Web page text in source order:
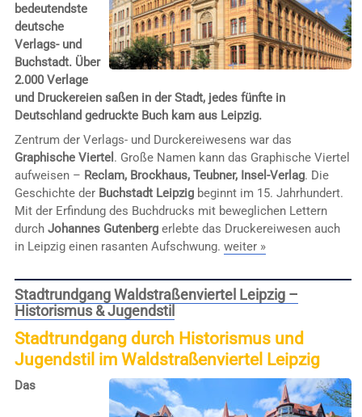
bedeutendste
deutsche
Verlags- und
Buchstadt. Über
2.000 Verlage
und Druckereien saßen in der Stadt, jedes fünfte in
Deutschland gedruckte Buch kam aus Leipzig.
Zentrum der Verlags- und Durckereiwesens war das
Graphische Viertel . Große Namen kann das Graphische Viertel
aufweisen – Reclam, Brockhaus, Teubner, Insel-Verlag. Die
Geschichte der Buchstadt Leipzigbeginnt im 15. Jahrhundert.
Mit der Erfindung des Buchdrucks mit beweglichen Lettern
durch Johannes Gutenbergerlebte das Druckereiwesen auch
in Leipzig einen rasanten Aufschwung. weiter »
Stadtrundgang Waldstraßenviertel Leipzig –
Historismus & Jugendstil
Stadtrundgang durch Historismus und
Jugendstil im Waldstraßenviertel Leipzig
Das